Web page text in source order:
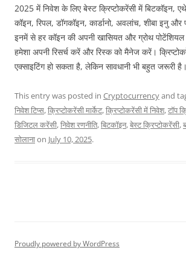
2025 में निवेश के लिए बेस्ट क्रिप्टोकरेंसी में बिटकॉइन,
कॉइन, रिपल, डॉगकॉइन, कार्डानो, अवलांच, शीबा इनु और
इनमें से हर कॉइन की अपनी खासियत और ग्रोथ
हमेशा अपनी रिसर्च करें और रिस्क को मैनेज करें।
एक्साइटिंग हो सकता है, लेकिन सावधानी भी बहुत जरूरी है।
This entry was posted in Cryptocurrencyand
निवेश टिप्स,क्रिप्टोकरेंसी मार्केट,क्रिप्टोकरेंसी में निवेश,टॉप
डिजिटल करेंसी,निवेश रणनीति,बिटकॉइन,बेस्ट क्रिप्टोकरेंसी,
सोलानाon July 10, 2025.
Proudly powered by WordPress